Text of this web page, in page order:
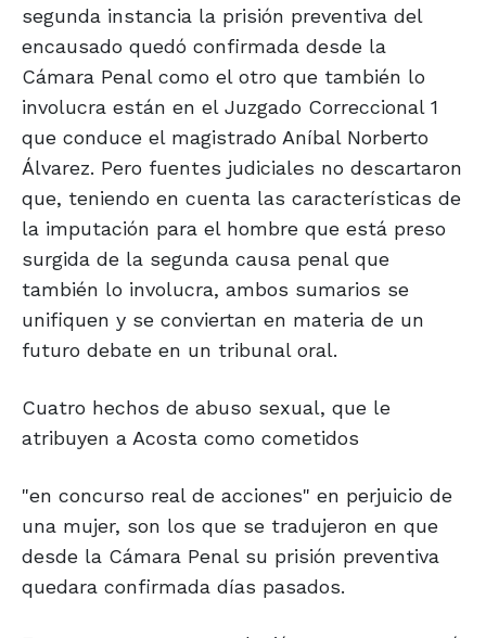
segunda instancia la prisión preventiva del
encausado quedó confirmada desde la
Cámara Penal como el otro que también lo
involucra están en el Juzgado Correccional 1
que conduce el magistrado Aníbal Norberto
Álvarez. Pero fuentes judiciales no descartaron
que, teniendo en cuenta las características de
la imputación para el hombre que está preso
surgida de la segunda causa penal que
también lo involucra, ambos sumarios se
unifiquen y se conviertan en materia de un
futuro debate en un tribunal oral.
Cuatro hechos de abuso sexual, que le
atribuyen a Acosta como cometidos
"en concurso real de acciones" en perjuicio de
una mujer, son los que se tradujeron en que
desde la Cámara Penal su prisión preventiva
quedara confirmada días pasados.